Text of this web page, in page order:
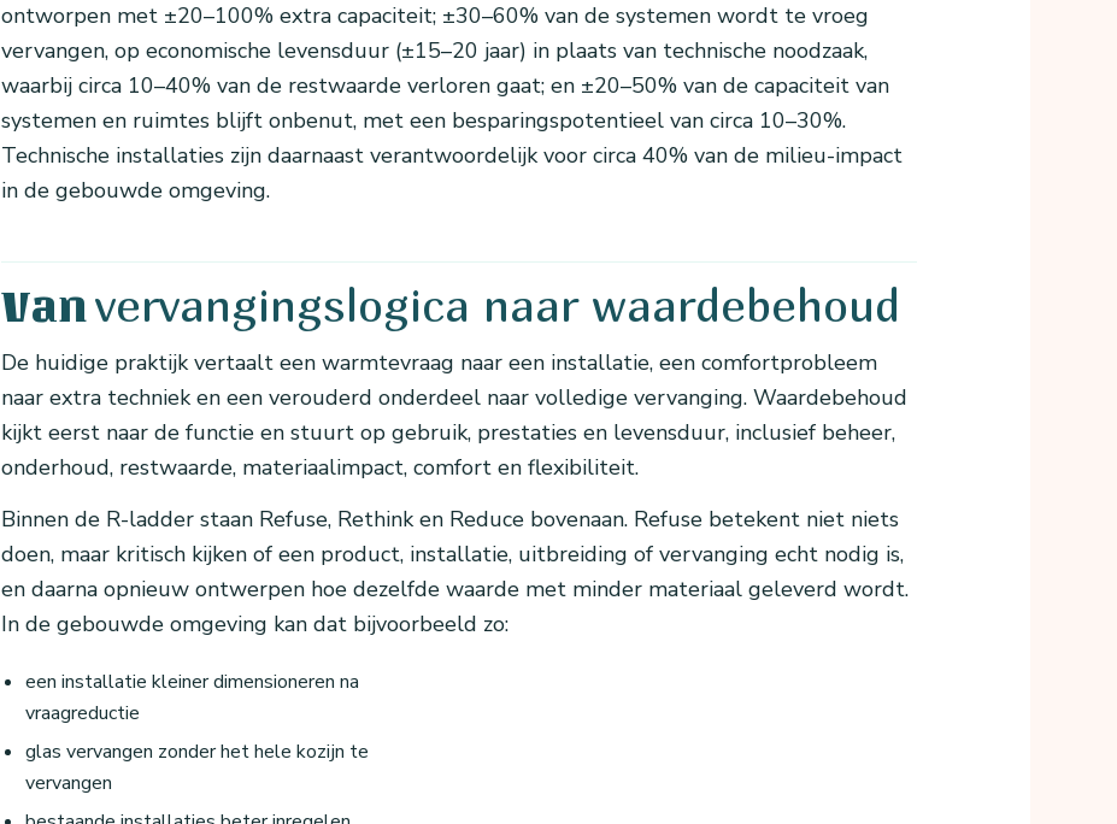
ontworpen met ±20–100% extra capaciteit; ±30–60% van de systemen wordt te vroeg
vervangen, op economische levensduur (±15–20 jaar) in plaats van technische noodzaak,
waarbij circa 10–40% van de restwaarde verloren gaat; en ±20–50% van de capaciteit van
systemen en ruimtes blijft onbenut, met een besparingspotentieel van circa 10–30%.
Technische installaties zijn daarnaast verantwoordelijk voor circa 40% van de milieu-impact
in de gebouwde omgeving.
Vanvervangingslogica naar waardebehoud
De huidige praktijk vertaalt een warmtevraag naar een installatie, een comfortprobleem
naar extra techniek en een verouderd onderdeel naar volledige vervanging. Waardebehoud
kijkt eerst naar de functie en stuurt op gebruik, prestaties en levensduur, inclusief beheer,
onderhoud, restwaarde, materiaalimpact, comfort en flexibiliteit.
Binnen de R-ladder staan Refuse, Rethink en Reduce bovenaan. Refuse betekent niet niets
doen, maar kritisch kijken of een product, installatie, uitbreiding of vervanging echt nodig is,
en daarna opnieuw ontwerpen hoe dezelfde waarde met minder materiaal geleverd wordt.
In de gebouwde omgeving kan dat bijvoorbeeld zo:
een installatie kleiner dimensioneren na
vraagreductie
glas vervangen zonder het hele kozijn te
vervangen